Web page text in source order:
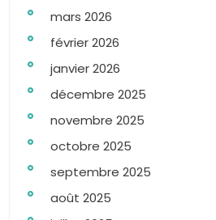
mars 2026
février 2026
janvier 2026
décembre 2025
novembre 2025
octobre 2025
septembre 2025
août 2025